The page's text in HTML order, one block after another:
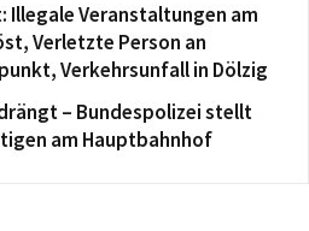
Illegale Veranstaltungen am
Verletzte Person an
Verkehrsunfall in Dölzig
– Bundespolizei stellt
am Hauptbahnhof